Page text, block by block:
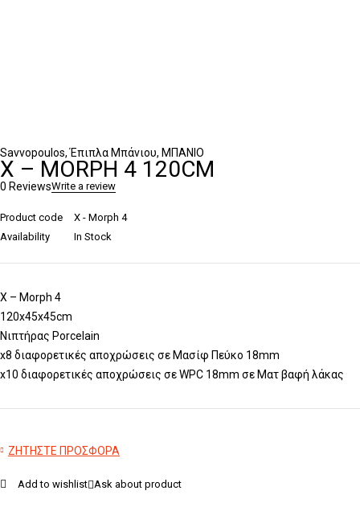
Savvopoulos,Έπιπλα Μπάνιου, ΜΠΑΝΙΟ
X – MORPH 4 120CM
0 ReviewsWrite a review
Product code
X - Morph 4
Availability
In Stock
X – Morph 4
120x45x45cm
Νιπτήρας Porcelain
x8 διαφορετικές αποχρώσεις σε Μασίφ Πεύκο 18mm
x10 διαφορετικές αποχρώσεις σε WPC 18mm σε Ματ βαφή λάκας
ΖΗΤΗΣΤΕ ΠΡΟΣΦΟΡΑ
Add to wishlist Ask about product